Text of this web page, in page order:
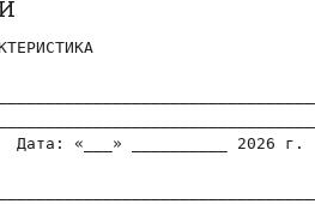
«___» __________ 2026 г.